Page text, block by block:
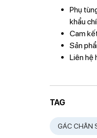
Phụ
khẩu
Cam
Sản
Liên hệ
TAG
GÁC CHÂN